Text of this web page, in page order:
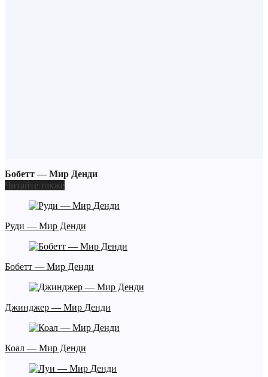
Бобетт — Мир Денди
Читайте также
Руди — Мир Денди
Бобетт — Мир Денди
Джинджер — Мир Денди
Коал — Мир Денди